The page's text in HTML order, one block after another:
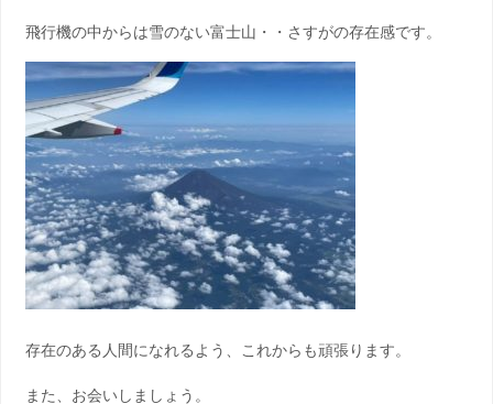
飛行機の中からは雪のない富士山・・さすがの存在感です。
存在のある人間になれるよう、これからも頑張ります。
また、お会いしましょう。